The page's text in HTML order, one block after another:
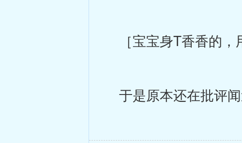
［宝宝身T香香的，
于是原本还在批评闻